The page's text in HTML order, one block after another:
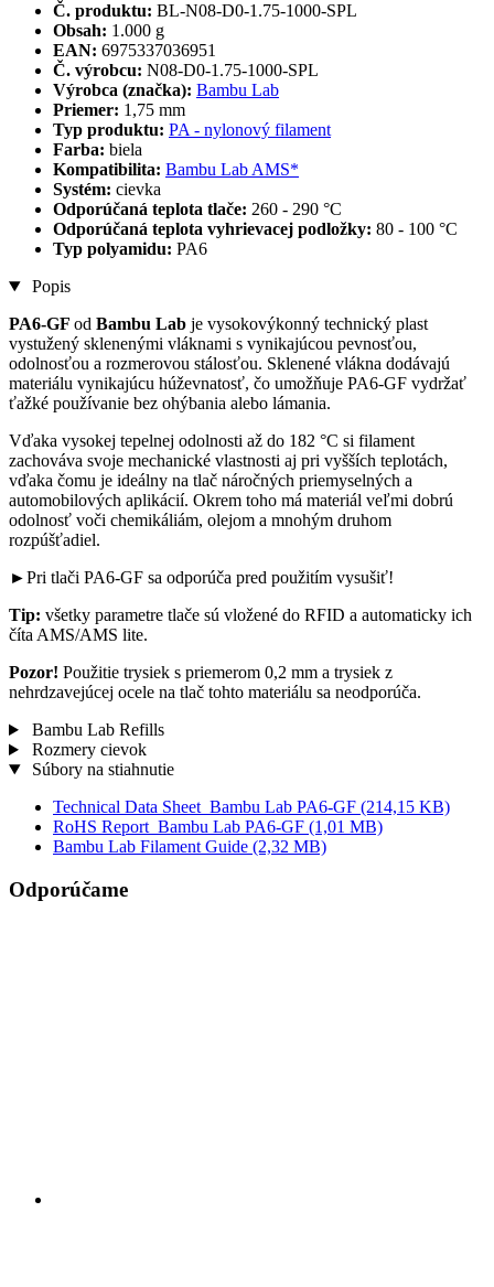
Č. produktu: BL-N08-D0-1.75-1000-SPL
Obsah: 1.000 g
EAN: 6975337036951
Č. výrobcu: N08-D0-1.75-1000-SPL
Výrobca (značka): Bambu Lab
Priemer: 1,75 mm
Typ produktu: PA - nylonový filament
Farba: biela
Kompatibilita: Bambu Lab AMS*
Systém: cievka
Odporúčaná teplota tlače: 260 - 290 °C
Odporúčaná teplota vyhrievacej podložky: 80 - 100 °C
Typ polyamidu: PA6
Popis
PA6-GF od Bambu Lab je vysokovýkonný technický plast
vystužený sklenenými vláknami s vynikajúcou pevnosťou,
odolnosťou a rozmerovou stálosťou. Sklenené vlákna dodávajú
materiálu vynikajúcu húževnatosť, čo umožňuje PA6-GF vydržať
ťažké používanie bez ohýbania alebo lámania.
Vďaka vysokej tepelnej odolnosti až do 182 °C si filament
zachováva svoje mechanické vlastnosti aj pri vyšších teplotách,
vďaka čomu je ideálny na tlač náročných priemyselných a
automobilových aplikácií. Okrem toho má materiál veľmi dobrú
odolnosť voči chemikáliám, olejom a mnohým druhom
rozpúšťadiel.
►Pri tlači PA6-GF sa odporúča pred použitím vysušiť!
Tip: všetky parametre tlače sú vložené do RFID a automaticky ich
číta AMS/AMS lite.
Pozor! Použitie trysiek s priemerom 0,2 mm a trysiek z
nehrdzavejúcej ocele na tlač tohto materiálu sa neodporúča.
Bambu Lab Refills
Rozmery cievok
Súbory na stiahnutie
Technical Data Sheet_Bambu Lab PA6-GF (214,15 KB)
RoHS Report_Bambu Lab PA6-GF (1,01 MB)
Bambu Lab Filament Guide (2,32 MB)
Odporúčame